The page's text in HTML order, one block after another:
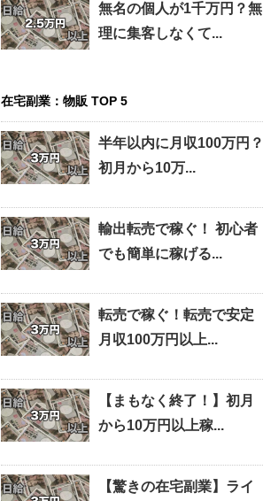
無名の個人が1千万円？無
理に集客しなくて...
在宅副業：物販 TOP 5
半年以内に月収100万円？
初月から10万...
輸出転売で稼ぐ！ 初心者
でも簡単に稼げる...
転売で稼ぐ！転売で安定
月収100万円以上...
【まもなく終了！】初月
から10万円以上稼...
【驚きの在宅副業】ライ